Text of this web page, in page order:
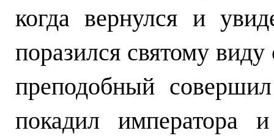
когда вернулся и
поразился святому
преподобный
покадил императора